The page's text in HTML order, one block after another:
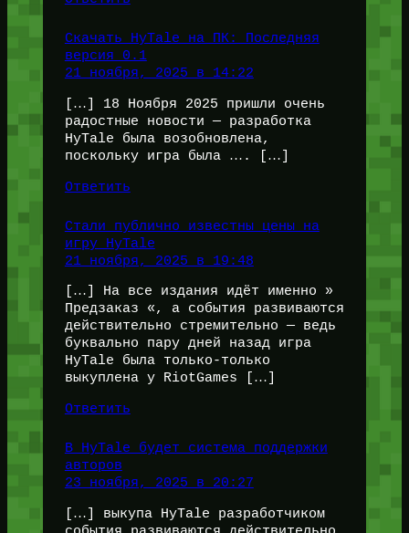
Скачать HyTale на ПК: Последняя
версия 0.1
21 ноября, 2025 в 14:22
[…] 18 Ноября 2025 пришли очень
радостные новости — разработка
HyTale была возобновлена,
поскольку игра была …. […]
Ответить
Стали публично известны цены на
игру HyTale
21 ноября, 2025 в 19:48
[…] На все издания идёт именно »
Предзаказ «, а события развиваются
действительно стремительно — ведь
буквально пару дней назад игра
HyTale была только-только
выкуплена у RiotGames […]
Ответить
В HyTale будет система поддержки
авторов
23 ноября, 2025 в 20:27
[…] выкупа HyTale разработчиком